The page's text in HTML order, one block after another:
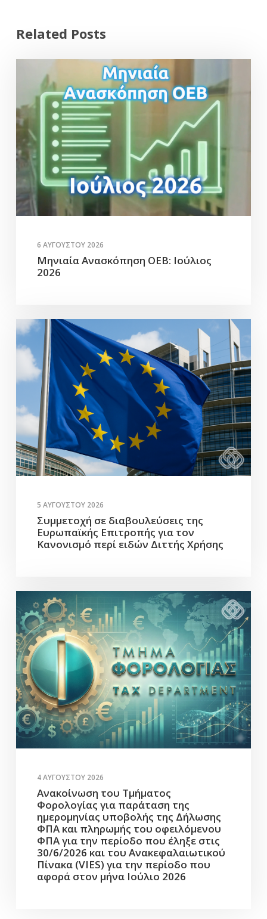
Related Posts
6 ΑΥΓΟΎΣΤΟΥ 2026
Μηνιαία Ανασκόπηση ΟΕΒ: Ιούλιος
2026
5 ΑΥΓΟΎΣΤΟΥ 2026
Συμμετοχή σε διαβουλεύσεις της
Ευρωπαϊκής Επιτροπής για τον
Κανονισμό περί ειδών Διττής Χρήσης
4 ΑΥΓΟΎΣΤΟΥ 2026
Ανακοίνωση του Τμήματος
Φορολογίας για παράταση της
ημερομηνίας υποβολής της Δήλωσης
ΦΠΑ και πληρωμής του οφειλόμενου
ΦΠΑ για την περίοδο που έληξε στις
30/6/2026 και του Ανακεφαλαιωτικού
Πίνακα (VIES) για την περίοδο που
αφορά στον μήνα Ιούλιο 2026